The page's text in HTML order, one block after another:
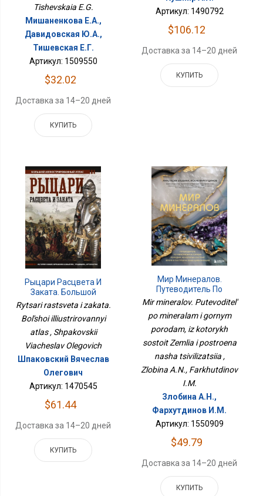
Tishevskaia E.G.
Мишаненкова Е.А.,
Давидовская Ю.А.,
Тишевская Е.Г.
Артикул: 1509550
$32.02
Доставка за 14–20 дней
КУПИТЬ
Артикул: 1490792
$106.12
Доставка за 14–20 дней
КУПИТЬ
Рыцари Расцвета И
Заката. Большой
Иллюстрированный
Rytsari rastsveta i zakata.
Bol'shoi illiustrirovannyi
atlas , Shpakovskii
Viacheslav Olegovich
Шпаковский Вячеслав
Олегович
Артикул: 1470545
$61.44
Доставка за 14–20 дней
КУПИТЬ
Мир Минералов.
Путеводитель По
Минералам И Горным
Состоит Земля И
Построена Наша
Цивилизация
Mir mineralov. Putevoditel'
po mineralam i gornym
porodam, iz kotorykh
sostoit Zemlia i postroena
nasha tsivilizatsiia ,
Zlobina A.N., Farkhutdinov
I.M.
Злобина А.Н.,
Фархутдинов И.М.
Артикул: 1550909
$49.79
Доставка за 14–20 дней
КУПИТЬ